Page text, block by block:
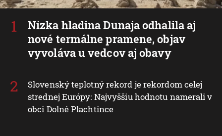
Nízka hladina Dunaja odhalila aj
nové termálne pramene, objav
vyvoláva u vedcov aj obavy
Slovenský teplotný rekord je rekordom celej
strednej Európy: Najvyššiu hodnotu namerali v
obci Dolné Plachtince